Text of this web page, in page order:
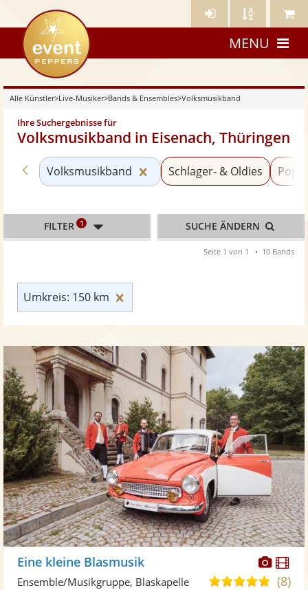
Künstler- Künstler Meine
eventpeppers
MENU
Alle Künstler>Live-Musiker>Bands & Ensembles>Volksmusikband
Ihre Suchergebnisse für
Volksmusikband in Eisenach, Thüringen
Zurück zu «Bands & Ensembles»
Volksmusikband Kategorie «Volksmusikband»
Schlager- & Oldies Pop
Umkreis: 150 km
FILTER 1 SUCHE ÄNDERN
Seite 1 von 1 10 Bands
Eine kleine Blasmusik
4,9(8)
Ensemble/Musikgruppe, Blaskapelle